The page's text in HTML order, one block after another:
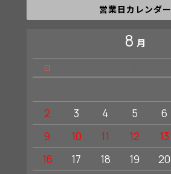
営業日カレンダー
8 月
日
2
3 4 5 6
9
10 11 12 13
16
17 18 19 20